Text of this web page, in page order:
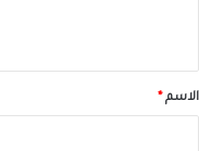
*الاسم *